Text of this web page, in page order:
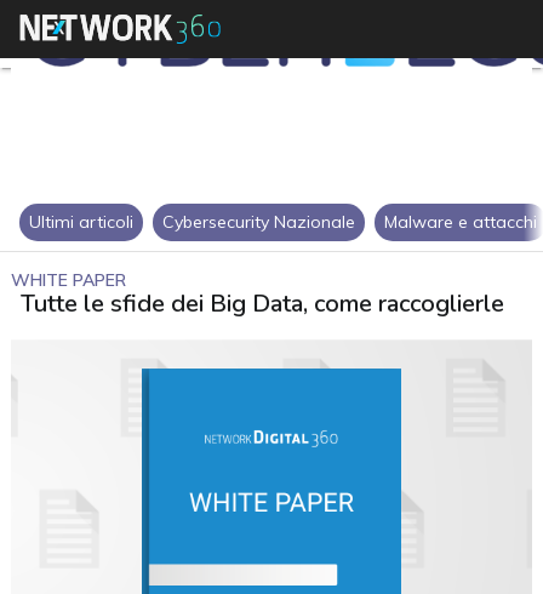
Ultimi articoli Cybersecurity Nazionale Malware e attacchi
WHITE PAPER
Tutte le sfide dei Big Data, come raccoglierle